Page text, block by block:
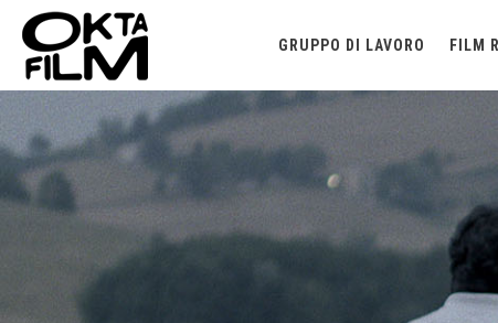
GRUPPO DI LAVORO FILM